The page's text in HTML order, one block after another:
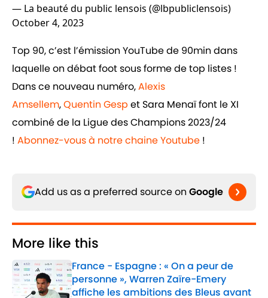
— La beauté du public lensois (@lbpubliclensois)
October 4, 2023
Top 90, c’est l’émission YouTube de 90min dans
laquelle on débat foot sous forme de top listes !
Dans ce nouveau numéro,Alexis
Amsellem,Quentin Gesp et Sara Menaï font le XI
combiné de la Ligue des Champions 2023/24
! Abonnez-vous à notre chaine Youtube !
Add us as a preferred source on Google
More like this
France - Espagne : « On a peur de
personne », Warren Zaïre-Emery
affiche les ambitions des Bleus avant